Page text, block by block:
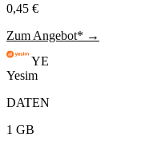
0,45 €
Zum Angebot* →
YE
Yesim
DATEN
1 GB